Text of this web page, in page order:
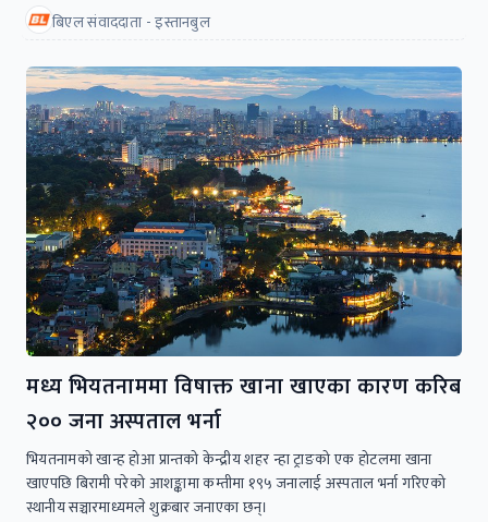
बिएल संवाददाता - इस्तानबुल
मध्य भियतनाममा विषाक्त खाना खाएका कारण करिब
२०० जना अस्पताल भर्ना
भियतनामको खान्ह होआ प्रान्तको केन्द्रीय शहर न्हा ट्राङको एक होटलमा खाना
खाएपछि बिरामी परेको आशङ्कामा कम्तीमा १९५ जनालाई अस्पताल भर्ना गरिएको
स्थानीय सञ्चारमाध्यमले शुक्रबार जनाएका छन्।